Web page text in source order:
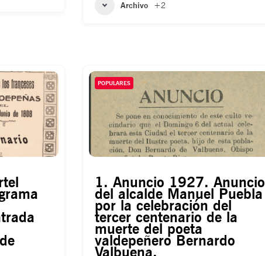
Archivo +2
POPULARES
1. Anuncio 1927. Anuncio
del alcalde Manuel Puebla
por la celebración del
tercer centenario de la
muerte del poeta
valdepeñero Bernardo
Valbuena.